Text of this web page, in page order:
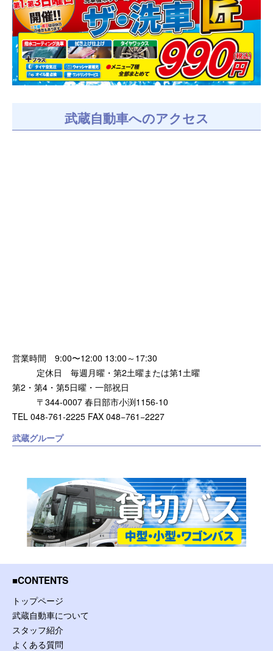
武蔵自動車へのアクセス
営業時間 9:00〜12:00 13:00～17:30
定休日 毎週月曜・第2土曜または第1土曜
第2・第4・第5日曜・一部祝日
〒344-0007 春日部市小渕1156-10
TEL 048-761-2225 FAX 048−761−2227
武蔵グループ
CONTENTS
トップページ
武蔵自動車について
スタッフ紹介
よくある質問